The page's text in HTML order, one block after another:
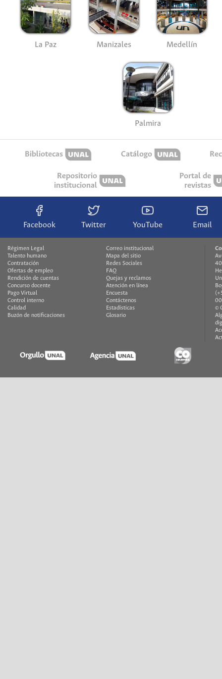
La Paz Manizales Medellín
Palmira
Bibliotecas Catálogo
Repositorio
institucional
Portal de
revistas
Facebook Twitter YouTube Email
Régimen Legal
Talento humano
Contratación
Ofertas de empleo
Rendición de cuentas
Concurso docente
Pago Virtual
Control interno
Calidad
Buzón de notificaciones
Correo institucional
Mapa del sitio
Redes Sociales
FAQ
Quejas y reclamos
Atención en línea
Encuesta
Contáctenos
Estadísticas
Glosario
©